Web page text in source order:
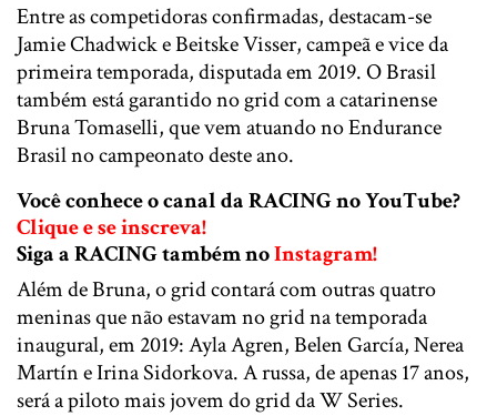
Entre as competidoras confirmadas, destacam-se
Jamie Chadwick e Beitske Visser, campeã e vice da
primeira temporada, disputada em 2019. O Brasil
também está garantido no grid com a catarinense
Bruna Tomaselli, que vem atuando no Endurance
Brasil no campeonato deste ano.
Você conhece o canal da RACING no YouTube?
Clique e se inscreva!
Siga a RACING também noInstagram!
Além de Bruna, o grid contará com outras quatro
meninas que não estavam no grid na temporada
inaugural, em 2019: Ayla Agren, Belen García, Nerea
Martín e Irina Sidorkova. A russa, de apenas 17 anos,
será a piloto mais jovem do grid da W Series.